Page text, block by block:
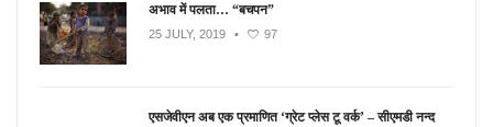
अभाव में पलता… “बचपन”
25 JULY, 2019 • 97
एसजेवीएन अब एक प्रमाणित ‘ग्रेट प्लेस टू वर्क’ – सीएमडी नन्द